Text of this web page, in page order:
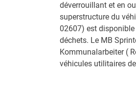
déverrouillant et en
superstructure du
02607) est
déchets. Le MB
Kommunalarbeiter (
véhicules utilitaires de